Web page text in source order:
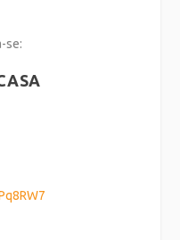
se: